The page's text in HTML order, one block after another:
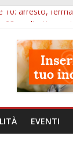
10: arresto,
650mila
più
200 euro
EVENTI